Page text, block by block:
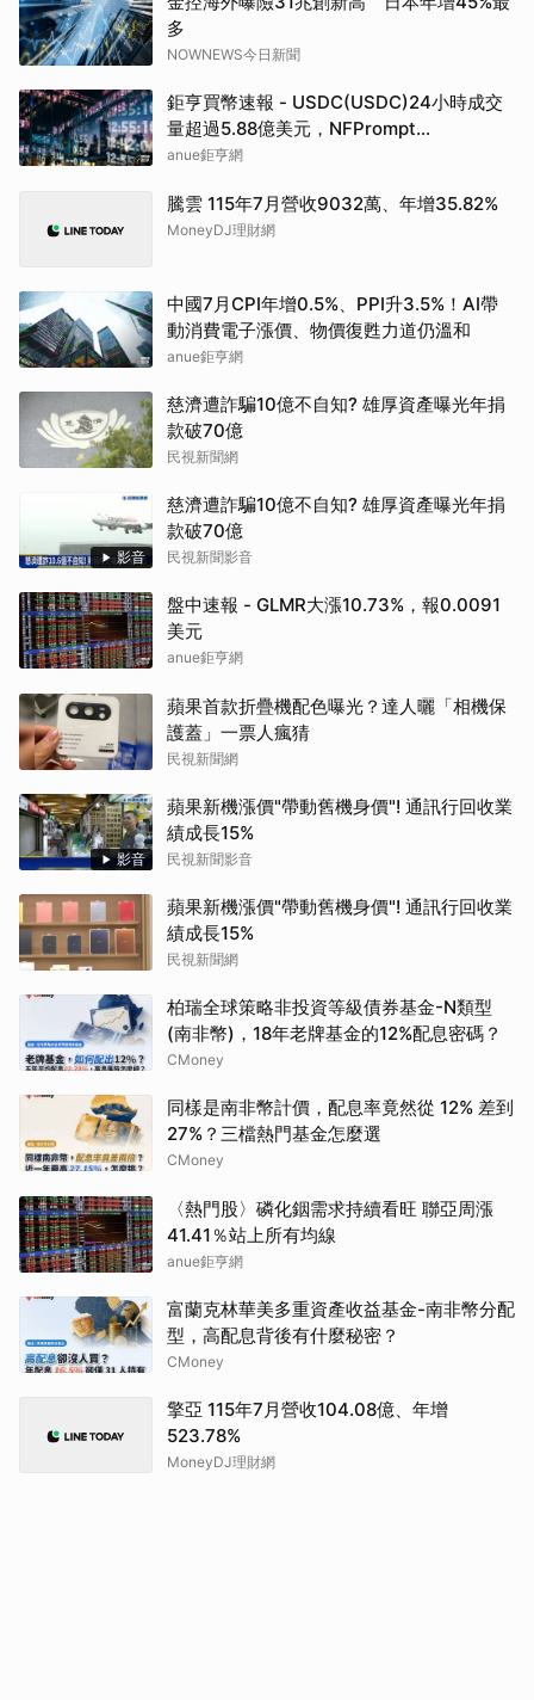
多
NOWNEWS今日新聞
鉅亨買幣速報 - USDC(USDC)24小時成交
量超過5.88億美元，NFPrompt
Token(NFP)24小時漲幅達66.2%
anue鉅亨網
騰雲 115年7月營收9032萬、年增35.82%
MoneyDJ理財網
中國7月CPI年增0.5%、PPI升3.5%！AI帶
動消費電子漲價、物價復甦力道仍溫和
anue鉅亨網
慈濟遭詐騙10億不自知? 雄厚資產曝光年捐
款破70億
民視新聞網
影音
慈濟遭詐騙10億不自知? 雄厚資產曝光年捐
款破70億
民視新聞影音
盤中速報 - GLMR大漲10.73%，報0.0091
美元
anue鉅亨網
蘋果首款折疊機配色曝光？達人曬「相機保
護蓋」一票人瘋猜
民視新聞網
影音
蘋果新機漲價"帶動舊機身價"! 通訊行回收業
績成長15%
民視新聞影音
蘋果新機漲價"帶動舊機身價"! 通訊行回收業
績成長15%
民視新聞網
柏瑞全球策略非投資等級債券基金-N類型
(南非幣)，18年老牌基金的12%配息密碼？
CMoney
同樣是南非幣計價，配息率竟然從 12% 差到
27%？三檔熱門基金怎麼選
CMoney
〈熱門股〉磷化銦需求持續看旺 聯亞周漲
41.41％站上所有均線
anue鉅亨網
富蘭克林華美多重資產收益基金-南非幣分配
型，高配息背後有什麼秘密？
CMoney
擎亞 115年7月營收104.08億、年增
523.78%
MoneyDJ理財網